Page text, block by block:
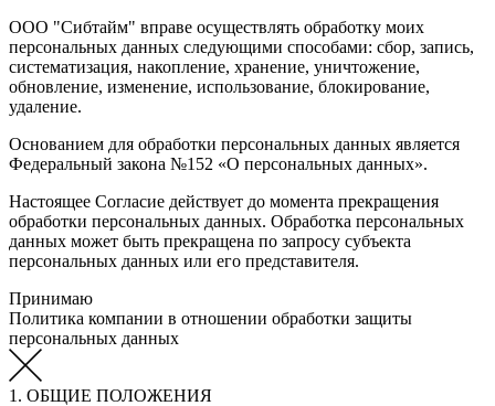
ООО "Сибтайм" вправе осуществлять обработку моих
персональных данных следующими способами: сбор, запись,
систематизация, накопление, хранение, уничтожение,
обновление, изменение, использование, блокирование,
удаление.
Основанием для обработки персональных данных является
Федеральный закона №152 «О персональных данных».
Настоящее Согласие действует до момента прекращения
обработки персональных данных. Обработка персональных
данных может быть прекращена по запросу субъекта
персональных данных или его представителя.
Принимаю
Политика компании в отношении обработки защиты
персональных данных
1. ОБЩИЕ ПОЛОЖЕНИЯ